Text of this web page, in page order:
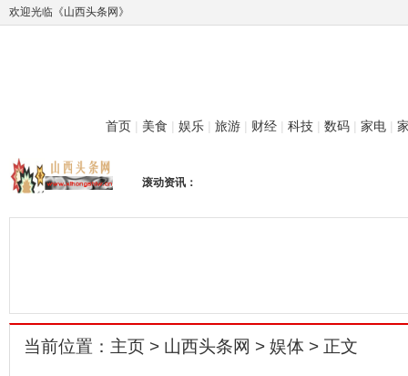
欢迎光临《山西头条网》
首页 | 美食 | 娱乐 | 旅游 | 财经 | 科技 | 数码 | 家电 |
滚动资讯：
当前位置： 主页 > 山西头条网 > 娱体 > 正文